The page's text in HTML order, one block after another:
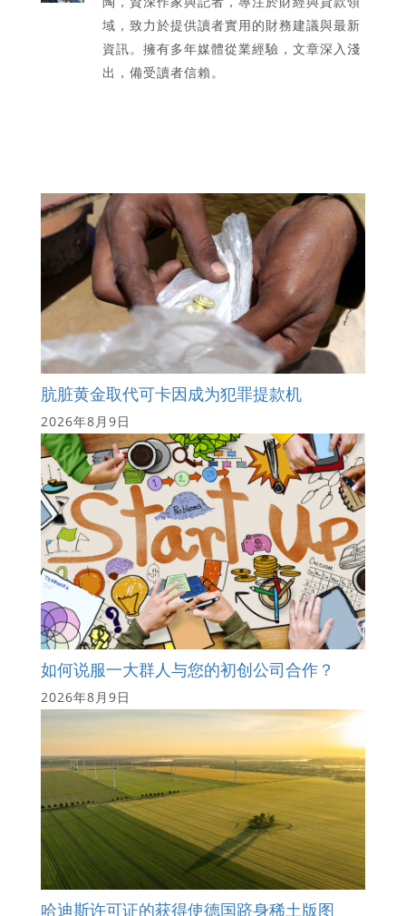
域，致力於提供讀者實用的財務建議與最新
資訊。擁有多年媒體從業經驗，文章深入淺
出，備受讀者信賴。
肮脏黄金取代可卡因成为犯罪提款机
2026年8月9日
如何说服一大群人与您的初创公司合作？
2026年8月9日
哈迪斯许可证的获得使德国跻身稀土版图